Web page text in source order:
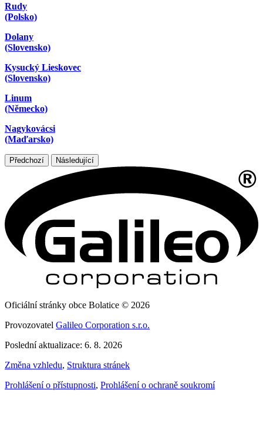
Rudy
(Polsko)
Dolany
(Slovensko)
Kysucký Lieskovec
(Slovensko)
Linum
(Německo)
Nagykovácsi
(Maďarsko)
Předchozí Následující
Oficiální stránky obce Bolatice © 2026
Provozovatel Galileo Corporation s.r.o.
Poslední aktualizace: 6. 8. 2026
Změna vzhledu, Struktura stránek
Prohlášení o přístupnosti, Prohlášení o ochraně soukromí